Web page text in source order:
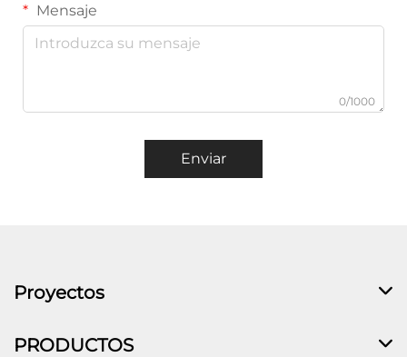
Mensaje
0/1000
Enviar
Proyectos
PRODUCTOS